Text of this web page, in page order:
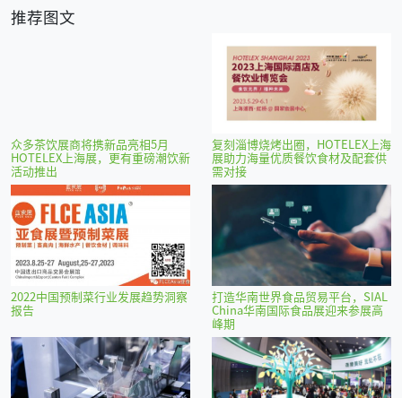
推荐图文
众多茶饮展商将携新品亮相5月
HOTELEX上海展，更有重磅潮饮新
活动推出
复刻淄博烧烤出圈，HOTELEX上海
展助力海量优质餐饮食材及配套供
需对接
2022中国预制菜行业发展趋势洞察
报告
打造华南世界食品贸易平台，SIAL
China华南国际食品展迎来参展高
峰期